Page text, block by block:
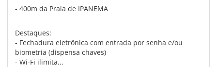
- 400m da Praia de IPANEMA
Destaques:
- Fechadura eletrônica com entrada por senha e/ou
biometria (dispensa chaves)
- Wi-Fi ilimita...